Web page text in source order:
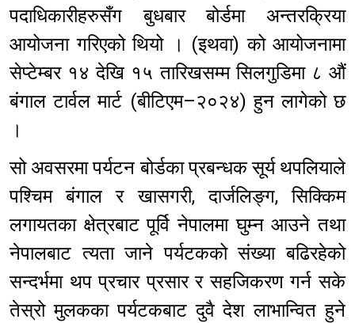
पदाधिकारीहरुसँग बुधबार बोर्डमा अन्तरक्रिया
आयोजना गरिएको थियो । (इथवा) को आयोजनामा
सेप्टेम्बर १४ देखि १५ तारिखसम्म सिलगुडिमा ८ औं
बंगाल टार्वल मार्ट (बीटिएम–२०२४) हुन लागेको छ
।
सो अवसरमा पर्यटन बोर्डका प्रबन्धक सूर्य थपलियाले
पश्चिम बंगाल र खासगरी, दार्जलिङ्ग, सिक्किम
लगायतका क्षेत्रबाट पूर्वि नेपालमा घुम्न आउने तथा
नेपालबाट त्यता जाने पर्यटकको संख्या बढिरहेको
सन्दर्भमा थप प्रचार प्रसार र सहजिकरण गर्न सके
तेस्रो मुलकका पर्यटकबाट दुवै देश लाभान्वित हुने